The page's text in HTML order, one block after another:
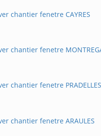
chantier fenetre CAYRES
chantier fenetre
chantier fenetre PRADELLES
chantier fenetre ARAULES